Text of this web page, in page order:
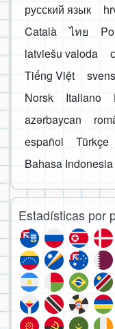
русский язык
Català
ไทย
latviešu valoda
Tiếng Việt
Norsk
Italiano
azərbaycan
español
Türkçe
Bahasa Indonesia
Estadísticas por